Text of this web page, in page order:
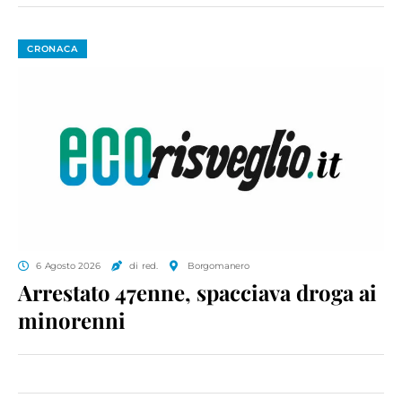
CRONACA
6 Agosto 2026 di red. Borgomanero
Arrestato 47enne, spacciava droga ai
minorenni